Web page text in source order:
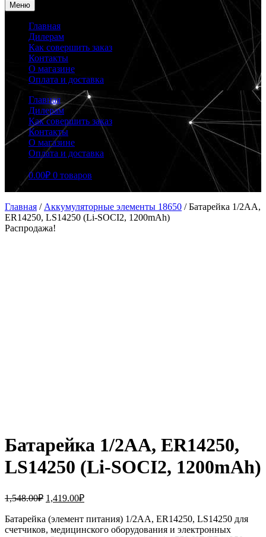
Меню
Главная
Дилерам
Как совершить заказ
Контакты
О магазине
Оплата и доставка
Главная
Дилерам
Как совершить заказ
Контакты
О магазине
Оплата и доставка
0.00₽ 0 товаров
Главная / Аккумуляторные элементы 18650 /Батарейка 1/2AA,
ER14250, LS14250 (Li-SOCI2, 1200mAh)
Распродажа!
Батарейка 1/2AA, ER14250,
LS14250 (Li-SOCI2, 1200mAh)
1,548.00₽ Первоначальная
составляла
1,548.00₽.
1,419.00₽Текущая
1,419.00₽.
Батарейка (элемент питания) 1/2AA, ER14250, LS14250 для
счетчиков, медицинского оборудования и электронных